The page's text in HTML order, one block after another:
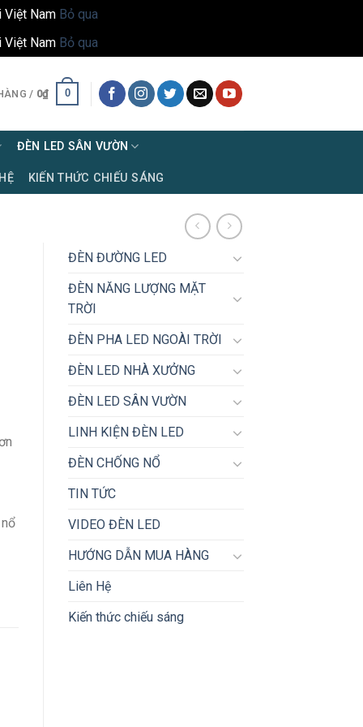
Việt Nam Bỏ qua
Việt Nam Bỏ qua
/ 0₫ 0
ĐÈN LED SÂN VƯỜN
KIẾN THỨC CHIẾU SÁNG
ĐÈN ĐƯỜNG LED
ĐÈN NĂNG LƯỢNG MẶT
TRỜI
ĐÈN PHA LED NGOÀI TRỜI
ĐÈN LED NHÀ XƯỞNG
ĐÈN LED SÂN VƯỜN
LINH KIỆN ĐÈN LED
ĐÈN CHỐNG NỔ
TIN TỨC
VIDEO ĐÈN LED
HƯỚNG DẪN MUA HÀNG
Liên Hệ
Kiến thức chiếu sáng